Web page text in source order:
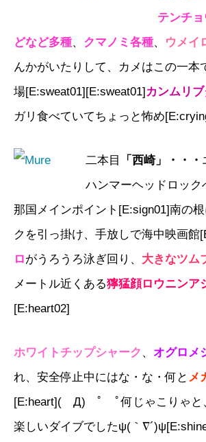
テンチ
どなど多種、 クマノミ各種、 ウメイ
んかがいたりして、カメはこの一本
場[E:sweat01][E:sweat01]カンムリブ
ガリ食べていてちょっと怖め
二本目 「西崎」・・・
ハンマーヘッドロック
那国メインポイント[E:sign01]南の
クを引っ掛け、手放しで海中映画館
ロがうろうろ泳ぎ回り、 大きなツム
メートル近くある獰猛顔ロウニンア
[E:heart02]
ホワイトチップシャーク 、 オグロメ
れ、安全停止中にはな・な・何と メ
[E:heart]( Д) ﾟ ﾟ何じゃこりゃと
楽しいダイブでしたψ(｀